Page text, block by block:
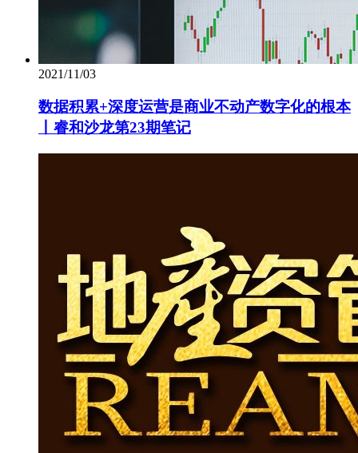
2021/11/03
数据积累+深度运营是商业不动产数字化的根本
丨睿和沙龙第23期笔记